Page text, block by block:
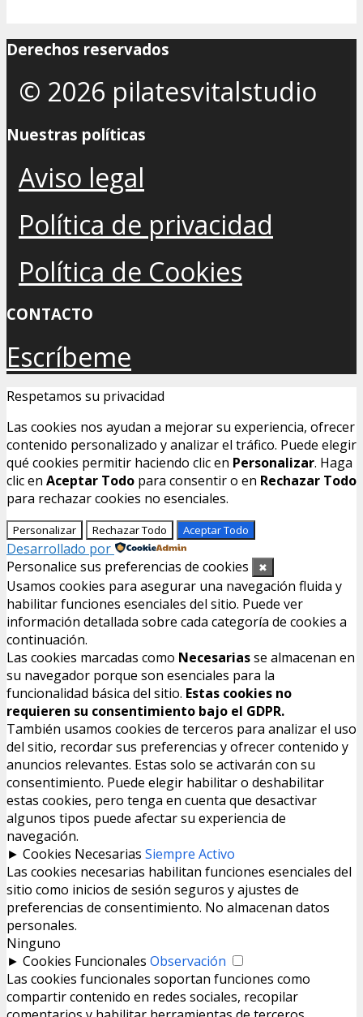
Derechos reservados
© 2026 pilatesvitalstudio
Nuestras políticas
Aviso legal
Política de privacidad
Política de Cookies
CONTACTO
Escríbeme
Respetamos su privacidad
Las cookies nos ayudan a mejorar su experiencia, ofrecer
contenido personalizado y analizar el tráfico. Puede elegir
qué cookies permitir haciendo clic en Personalizar. Haga
clic en Aceptar Todo para consentir o en Rechazar Todo
para rechazar cookies no esenciales.
Personalizar Rechazar Todo Aceptar Todo
Desarrollado por
Personalice sus preferencias de cookies
✖
Usamos cookies para asegurar una navegación fluida y
habilitar funciones esenciales del sitio. Puede ver
información detallada sobre cada categoría de cookies a
continuación.
Las cookies marcadas como Necesariasse almacenan en
su navegador porque son esenciales para la
funcionalidad básica del sitio. Estas cookies no
requieren su consentimiento bajo el GDPR.
También usamos cookies de terceros para analizar el uso
del sitio, recordar sus preferencias y ofrecer contenido y
anuncios relevantes. Estas solo se activarán con su
consentimiento. Puede elegir habilitar o deshabilitar
estas cookies, pero tenga en cuenta que desactivar
algunos tipos puede afectar su experiencia de
navegación.
► Cookies Necesarias Siempre Activo
Las cookies necesarias habilitan funciones esenciales del
sitio como inicios de sesión seguros y ajustes de
preferencias de consentimiento. No almacenan datos
personales.
Ninguno
► Cookies Funcionales Observación
Las cookies funcionales soportan funciones como
compartir contenido en redes sociales, recopilar